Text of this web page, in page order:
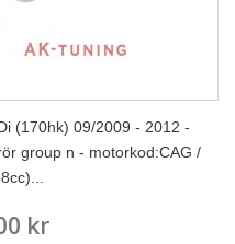
(170hk) 09/2009 - 2012 -
group n - motorkod:CAG /
kr